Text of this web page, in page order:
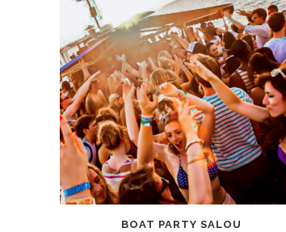
BOAT PARTY SALOU